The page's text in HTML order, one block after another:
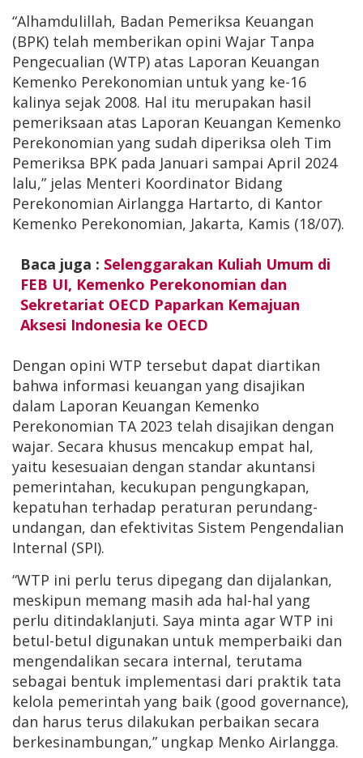
“Alhamdulillah, Badan Pemeriksa Keuangan
(BPK) telah memberikan opini Wajar Tanpa
Pengecualian (WTP) atas Laporan Keuangan
Kemenko Perekonomian untuk yang ke-16
kalinya sejak 2008. Hal itu merupakan hasil
pemeriksaan atas Laporan Keuangan Kemenko
Perekonomian yang sudah diperiksa oleh Tim
Pemeriksa BPK pada Januari sampai April 2024
lalu,” jelas Menteri Koordinator Bidang
Perekonomian Airlangga Hartarto, di Kantor
Kemenko Perekonomian, Jakarta, Kamis (18/07).
Baca juga : Selenggarakan Kuliah Umum di
FEB UI, Kemenko Perekonomian dan
Sekretariat OECD Paparkan Kemajuan
Aksesi Indonesia ke OECD
Dengan opini WTP tersebut dapat diartikan
bahwa informasi keuangan yang disajikan
dalam Laporan Keuangan Kemenko
Perekonomian TA 2023 telah disajikan dengan
wajar. Secara khusus mencakup empat hal,
yaitu kesesuaian dengan standar akuntansi
pemerintahan, kecukupan pengungkapan,
kepatuhan terhadap peraturan perundang-
undangan, dan efektivitas Sistem Pengendalian
Internal (SPI).
“WTP ini perlu terus dipegang dan dijalankan,
meskipun memang masih ada hal-hal yang
perlu ditindaklanjuti. Saya minta agar WTP ini
betul-betul digunakan untuk memperbaiki dan
mengendalikan secara internal, terutama
sebagai bentuk implementasi dari praktik tata
kelola pemerintah yang baik (good governance),
dan harus terus dilakukan perbaikan secara
berkesinambungan,” ungkap Menko Airlangga.